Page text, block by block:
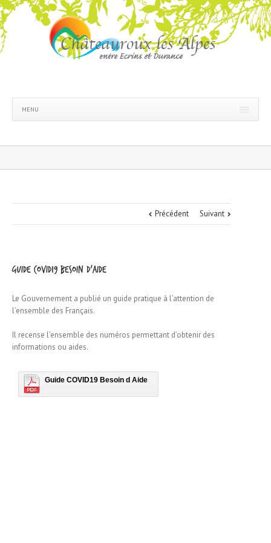
MENU
Précédent Suivant
Guide COVID19 Besoin d’Aide
Le Gouvernement a publié un guide pratique à l’attention de
l’ensemble des Français.
Il recense l’ensemble des numéros permettant d’obtenir des
informations ou aides.
Guide COVID19 Besoin d Aide